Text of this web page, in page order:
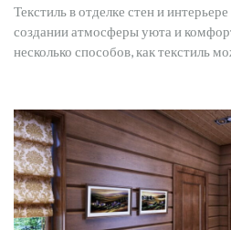
Текстиль в отделке стен и
создании атмосферы уюта и
несколько способов, как текстиль